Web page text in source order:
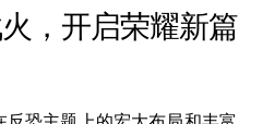
，开启荣耀新篇